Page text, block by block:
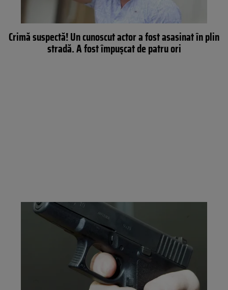
Crimă suspectă! Un cunoscut actor a fost asasinat în plin
stradă. A fost împușcat de patru ori